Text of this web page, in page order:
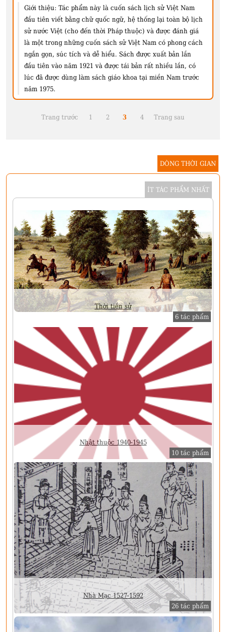
Giới thiệu: Tác phẩm này là cuốn sách lịch sử Việt Nam
đầu tiên viết bằng chữ quốc ngữ, hệ thống lại toàn bộ lịch
sử nước Việt (cho đến thời Pháp thuộc) và được đánh giá
là một trong những cuốn sách sử Việt Nam có phong cách
ngắn gọn, súc tích và dễ hiểu. Sách được xuất bản lần
đầu tiên vào năm 1921 và được tái bản rất nhiều lần, có
lúc đã được dùng làm sách giáo khoa tại miền Nam trước
năm 1975.
Trang trước 1 2 3 4 Trang sau
DÒNG THỜI GIAN
ÍT TÁC PHẨM NHẤT
Thời tiền sử
6 tác phẩm
Nhật thuộc 1940-1945
10 tác phẩm
Nhà Mạc 1527-1592
26 tác phẩm